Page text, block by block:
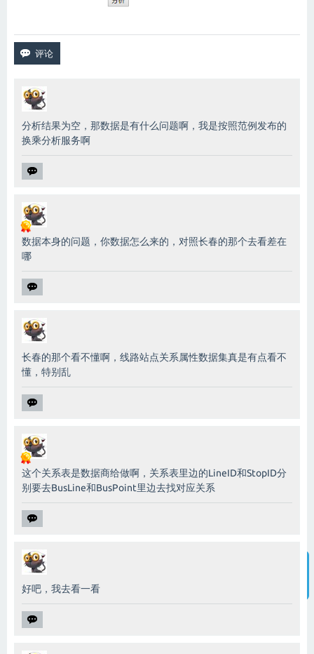
分析结果为空，那数据是有什么问题啊，我是按照范例发布的
换乘分析服务啊
数据本身的问题，你数据怎么来的，对照长春的那个去看差在
哪
长春的那个看不懂啊，线路站点关系属性数据集真是有点看不
懂，特别乱
这个关系表是数据商给做啊，关系表里边的LineID和StopID分
别要去BusLine和BusPoint里边去找对应关系
好吧，我去看一看